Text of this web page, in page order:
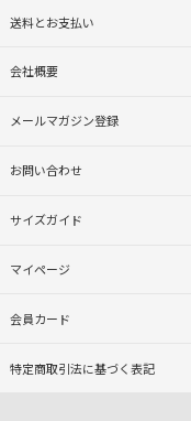
送料とお支払い
会社概要
メールマガジン登録
お問い合わせ
サイズガイド
マイページ
会員カード
特定商取引法に基づく表記